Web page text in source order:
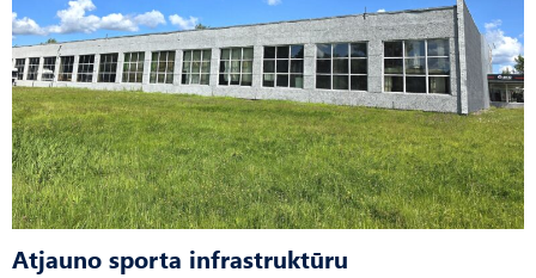
Atjauno sporta infrastruktūru